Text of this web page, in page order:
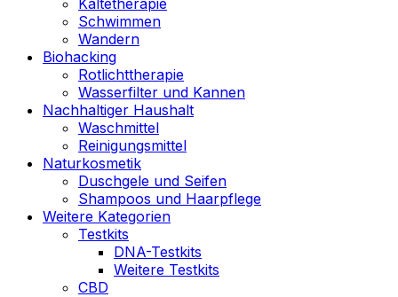
Schwimmen
Wandern
Biohacking
Rotlichttherapie
Wasserfilter und Kannen
Nachhaltiger Haushalt
Waschmittel
Reinigungsmittel
Naturkosmetik
Duschgele und Seifen
Shampoos und Haarpflege
Weitere Kategorien
Testkits
DNA-Testkits
Weitere Testkits
CBD